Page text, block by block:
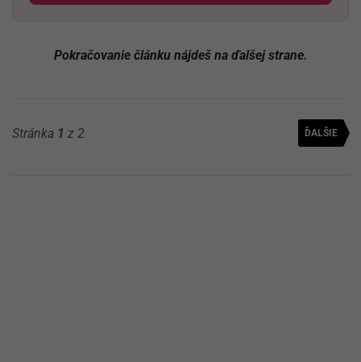
Pokračovanie článku nájdeš na ďalšej strane.
Stránka 1 z 2 ĎALŠIE